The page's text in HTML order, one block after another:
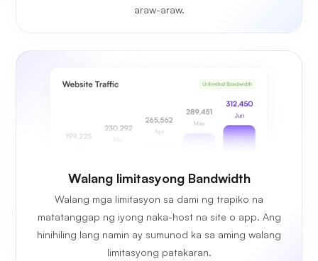
araw-araw.
Walang limitasyongBandwidth
Walang mga limitasyon sa dami ng trapiko na
matatanggap ng iyong naka-host na site o app. Ang
hinihiling lang namin ay sumunod ka sa aming walang
limitasyong patakaran.